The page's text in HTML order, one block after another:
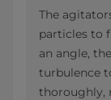
The
particles to
an angle,
turbulence
thoroughly,